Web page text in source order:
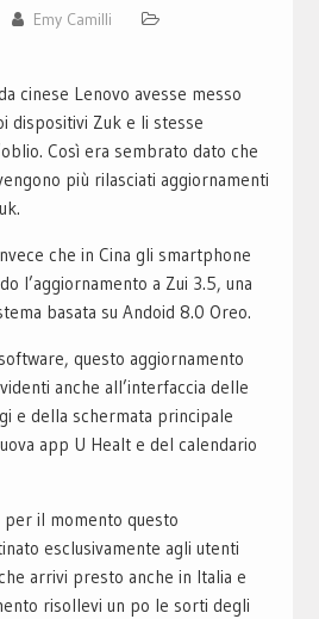
Emy Camilli
cinese Lenovo avesse messo
dispositivi Zuk e li stesse
Così era sembrato dato che
più rilasciati aggiornamenti
che in Cina gli smartphone
l’aggiornamento a Zui 3.5, una
basata su Andoid 8.0 Oreo.
questo aggiornamento
anche all’interfaccia delle
e della schermata principale
app U Healt e del calendario
il momento questo
esclusivamente agli utenti
arrivi presto anche in Italia e
risollevi un po le sorti degli